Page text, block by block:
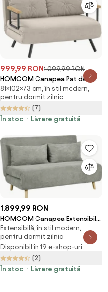
999,99 RON1.099,99 RON
HOMCOM Canapea Pat de 2
Locuri cu Spătar Reglabil pe 5
Nivele și 2 Perne din Material
Capitonat, 102x73x81 cm, Crem
Alb | Aosom Romania
81×102×73 cm, în stil modern,
pentru dormit zilnic
(7)
În stoc
Livrare gratuită
1.899,99 RON
HOMCOM Canapea Extensibila
cu 2 Locuri, Gri | Aosom
Romania
Extensibilă, în stil modern,
pentru dormit zilnic
Disponibil în 19 e-shop-uri
(2)
În stoc
Livrare gratuită